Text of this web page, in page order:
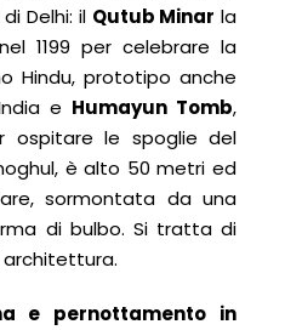
Delhi: il Qutub Minar la
1199 per celebrare la
Hindu, prototipo anche
e Humayun Tomb,
ospitare le spoglie del
è alto 50 metri ed
sormontata da una
di bulbo. Si tratta di
architettura.
e pernottamento in